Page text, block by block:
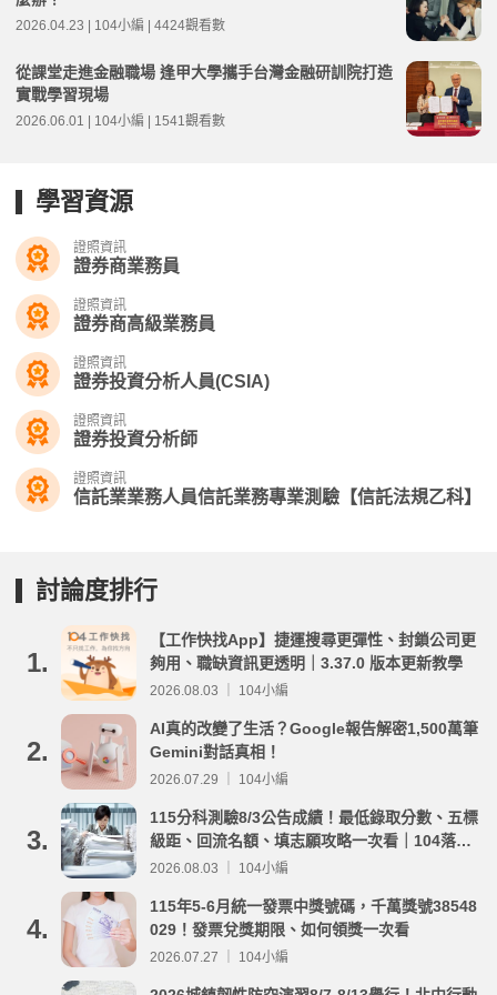
2026.04.23 | 104小編 | 4424觀看數
從課堂走進金融職場 逢甲大學攜手台灣金融研訓院打造
實戰學習現場
2026.06.01 | 104小編 | 1541觀看數
學習資源
證照資訊
證券商業務員
證照資訊
證券商高級業務員
證照資訊
證券投資分析人員(CSIA)
證照資訊
證券投資分析師
證照資訊
信託業業務人員信託業務專業測驗【信託法規乙科】
討論度排行
1.
【工作快找App】捷運搜尋更彈性、封鎖公司更
夠用、職缺資訊更透明｜3.37.0 版本更新教學
2026.08.03 ｜ 104小編
2.
AI真的改變了生活？Google報告解密1,500萬筆
Gemini對話真相！
2026.07.29 ｜ 104小編
3.
115分科測驗8/3公告成績！最低錄取分數、五標
級距、回流名額、填志願攻略一次看｜104落點
分析
2026.08.03 ｜ 104小編
4.
115年5-6月統一發票中獎號碼，千萬獎號38548
029！發票兌獎期限、如何領獎一次看
2026.07.27 ｜ 104小編